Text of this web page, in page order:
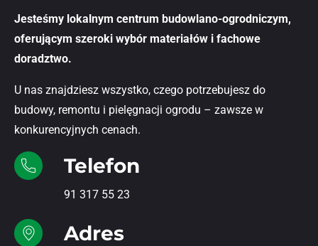
Jesteśmy lokalnym centrum budowlano-ogrodniczym,
oferującym szeroki wybór materiałów i fachowe
doradztwo.
U nas znajdziesz wszystko, czego potrzebujesz do
budowy, remontu i pielęgnacji ogrodu – zawsze w
konkurencyjnych cenach.
Telefon
91 317 55 23
Adres